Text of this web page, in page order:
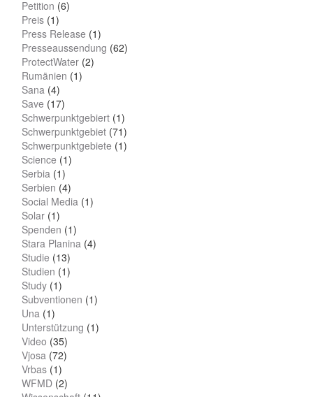
Petition (6)
Preis (1)
Press Release (1)
Presseaussendung (62)
ProtectWater (2)
Rumänien (1)
Sana (4)
Save (17)
Schwerpunktgebiert (1)
Schwerpunktgebiet (71)
Schwerpunktgebiete (1)
Science (1)
Serbia (1)
Serbien (4)
Social Media (1)
Solar (1)
Spenden (1)
Stara Planina (4)
Studie (13)
Studien (1)
Study (1)
Subventionen (1)
Una (1)
Unterstützung (1)
Video (35)
Vjosa (72)
Vrbas (1)
WFMD (2)